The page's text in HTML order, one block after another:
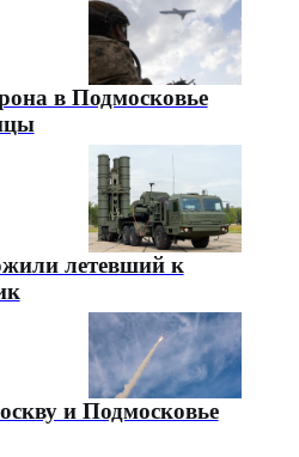
в Подмосковье
летевший к
и Подмосковье